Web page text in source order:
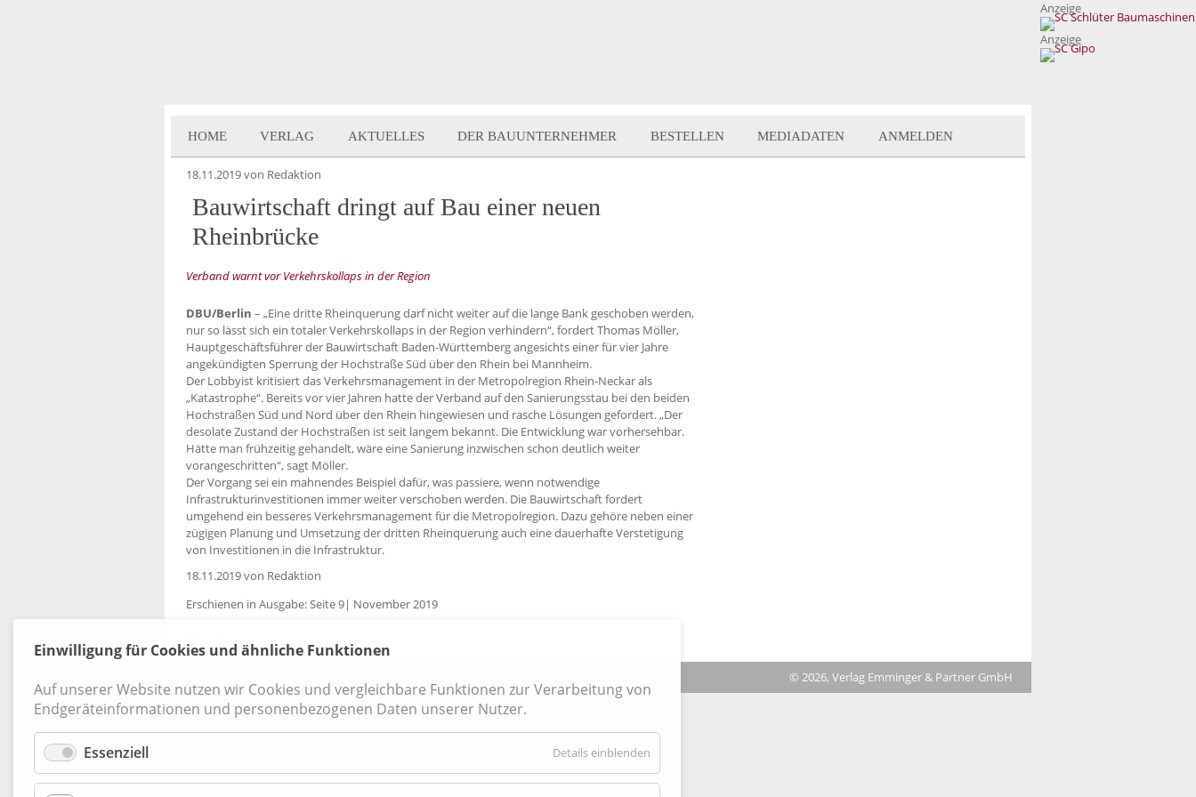
Anzeige
Anzeige
HOME VERLAG AKTUELLES DER BAUUNTERNEHMER BESTELLEN MEDIADATEN ANMELDEN
18.11.2019von Redaktion
Bauwirtschaft dringt auf Bau einer neuen
Rheinbrücke
Verband warnt vor Verkehrskollaps in der Region
DBU/Berlin – „Eine dritte Rheinquerung darf nicht weiter auf die lange Bank geschoben werden,
nur so lässt sich ein totaler Verkehrskollaps in der Region verhindern“, fordert Thomas Möller,
Hauptgeschäftsführer der Bauwirtschaft Baden-Württemberg angesichts einer für vier Jahre
angekündigten Sperrung der Hochstraße Süd über den Rhein bei Mannheim.
Der Lobbyist kritisiert das Verkehrsmanagement in der Metropolregion Rhein-Neckar als
„Katastrophe“. Bereits vor vier Jahren hatte der Verband auf den Sanierungsstau bei den beiden
Hochstraßen Süd und Nord über den Rhein hingewiesen und rasche Lösungen gefordert. „Der
desolate Zustand der Hochstraßen ist seit langem bekannt. Die Entwicklung war vorhersehbar.
Hätte man frühzeitig gehandelt, wäre eine Sanierung inzwischen schon deutlich weiter
vorangeschritten“, sagt Möller.
Der Vorgang sei ein mahnendes Beispiel dafür, was passiere, wenn notwendige
Infrastrukturinvestitionen immer weiter verschoben werden. Die Bauwirtschaft fordert
umgehend ein besseres Verkehrsmanagement für die Metropolregion. Dazu gehöre neben einer
zügigen Planung und Umsetzung der dritten Rheinquerung auch eine dauerhafte Verstetigung
von Investitionen in die Infrastruktur.
18.11.2019von Redaktion
Erschienen in Ausgabe: Seite 9| November 2019
© 2026, Verlag Emminger & Partner GmbH
Einwilligung für Cookies und ähnliche Funktionen
Auf unserer Website nutzen wir Cookies und vergleichbare Funktionen zur Verarbeitung von
Endgeräteinformationen und personenbezogenen Daten unserer Nutzer.
Essenziell Details einblenden
Essenziell